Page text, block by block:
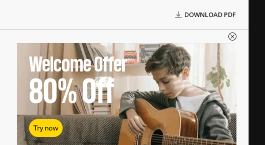
DOWNLOAD PDF
Welcome Offer
80%Off
Try now